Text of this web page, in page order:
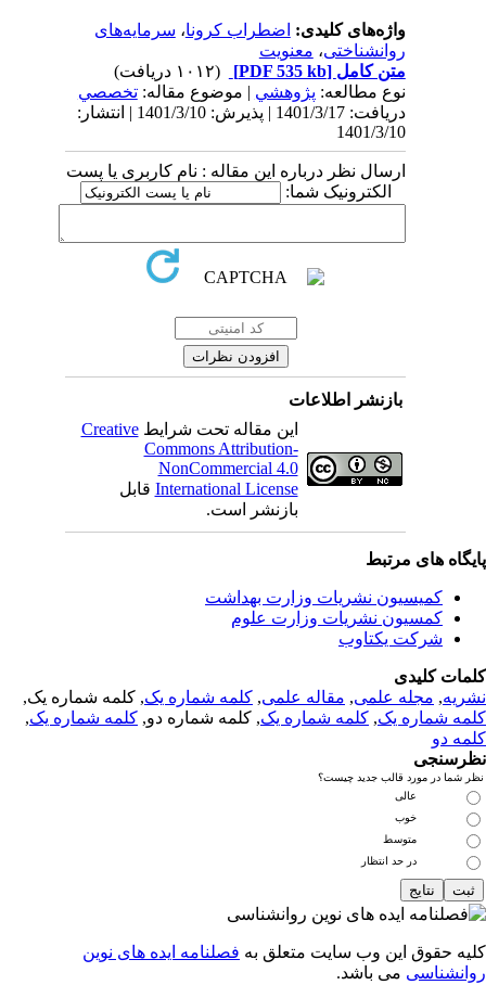
واژه‌های کلیدی:اضطراب کرونا،‌‌سرمایه‌های
روانشناختی،معنویت
متن کامل[PDF 535 kb]
نوع مطالعه:پژوهشي| موضوع مقاله:تخصصي
دریافت: 1401/3/17 | پذیرش: 1401/3/10 | انتشار:
1401/3/10
ارسال نظر درباره این مقاله : نام کاربری یا پست
الکترونیک شما:
بازنشر اطلاعات
این مقاله تحت شرایطCreative
Commons Attribution-
NonCommercial 4.0
International Licenseقابل
بازنشر است.
های مرتبط
کمیسیون نشریات وزارت بهداشت
کمسیون نشریات وزارت علوم
شرکت یکتاوب
کلیدی
,مجله علمی, مقاله علمی, کلمه شماره یک, کلمه شماره یک,
شماره یک,کلمه شماره یک, کلمه شماره دو,کلمه شماره یک,
دو
شما در مورد قالب جدید چیست؟
عالی
خوب
متوسط
در حد انتظار
حقوق این وب سایت متعلق بهفصلنامه ایده های نوین
می باشد.